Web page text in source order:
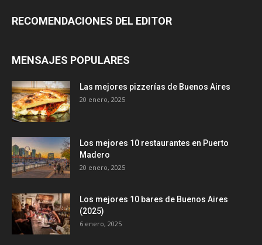
RECOMENDACIONES DEL EDITOR
MENSAJES POPULARES
Las mejores pizzerías de Buenos Aires
20 enero, 2025
Los mejores 10 restaurantes en Puerto
Madero
20 enero, 2025
Los mejores 10 bares de Buenos Aires
(2025)
6 enero, 2025